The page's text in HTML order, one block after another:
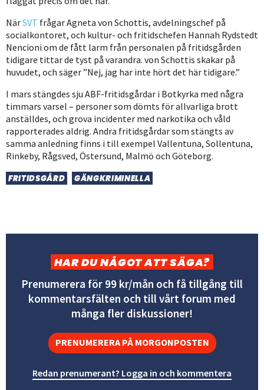
NärSVT frågar Agneta von Schottis, avdelningschef på
socialkontoret, och kultur- och fritidschefen Hannah Rydstedt
Nencioni om de fått larm från personalen på fritidsgården
tidigare tittar de tyst på varandra. von Schottis skakar på
huvudet, och säger ”Nej, jag har inte hört det här tidigare.”
I mars stängdes sju ABF-fritidsgårdar i Botkyrka med några
timmars varsel – personer som dömts för allvarliga brott
anställdes, och grova incidenter med narkotika och våld
rapporterades aldrig. Andra fritidsgårdar som stängts av
samma anledning finns i till exempel Vallentuna, Sollentuna,
Rinkeby, Rågsved, Östersund, Malmö och Göteborg.
FRITIDSGÅRD GÄNGKRIMINELLA
HAR DU NÅGOT ATT SÄGA?
Prenumerera för 99 kr/mån och få tillgång till
kommentarsfälten och till vårt forum med
många fler diskussioner!
PRENUMERERA PÅ MORGONPOSTEN
Redan prenumerant? Logga in och kommentera